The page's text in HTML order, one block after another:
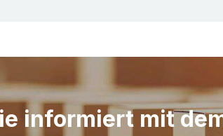
informiert mit